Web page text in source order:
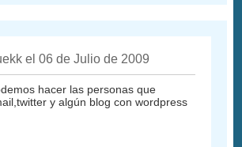
el 06 de Julio de 2009
hacer las personas que
y algún blog con wordpress